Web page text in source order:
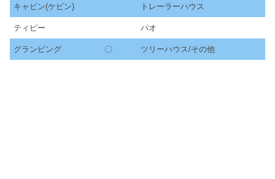
キャビン(ケビン) トレーラーハウス
ティピー パオ
グランピング 〇 ツリーハウス/その他